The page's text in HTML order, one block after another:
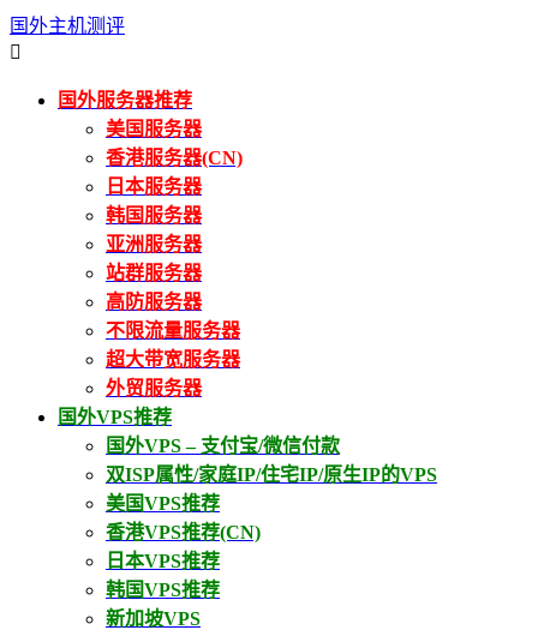
国外主机测评

国外服务器推荐
美国服务器
香港服务器(CN)
日本服务器
韩国服务器
亚洲服务器
站群服务器
高防服务器
不限流量服务器
超大带宽服务器
外贸服务器
国外VPS推荐
国外VPS – 支付宝/微信付款
双ISP属性/家庭IP/住宅IP/原生IP的VPS
美国VPS推荐
香港VPS推荐(CN)
日本VPS推荐
韩国VPS推荐
新加坡VPS